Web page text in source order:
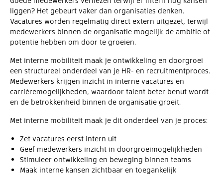
liggen? Het gebeurt vaker dan organisaties denken.
Vacatures worden regelmatig direct extern uitgezet, terwijl
medewerkers binnen de organisatie mogelijk de ambitie of
potentie hebben om door te groeien.
Met interne mobiliteit maak je ontwikkeling en doorgroei
een structureel onderdeel van je HR- en recruitmentproces.
Medewerkers krijgen inzicht in interne vacatures en
carrièremogelijkheden, waardoor talent beter benut wordt
en de betrokkenheid binnen de organisatie groeit.
Met interne mobiliteit maak je dit onderdeel van je proces:
Zet vacatures eerst intern uit
Geef medewerkers inzicht in doorgroeimogelijkheden
Stimuleer ontwikkeling en beweging binnen teams
Maak interne kansen zichtbaar en toegankelijk